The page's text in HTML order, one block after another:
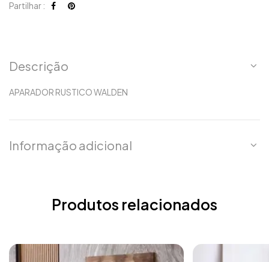
Partilhar :
Descrição
APARADOR RUSTICO WALDEN
Informação adicional
Produtos relacionados